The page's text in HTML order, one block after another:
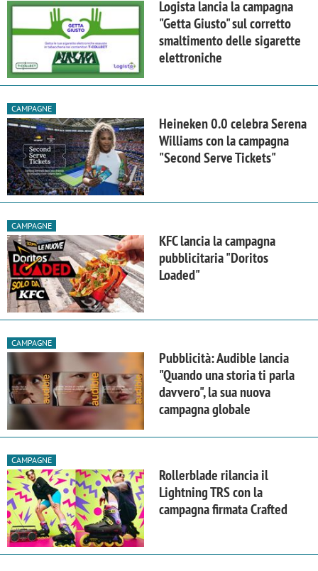
Logista lancia la campagna
"Getta Giusto" sul corretto
smaltimento delle sigarette
elettroniche
CAMPAGNE
Heineken 0.0 celebra Serena
Williams con la campagna
"Second Serve Tickets"
CAMPAGNE
KFC lancia la campagna
pubblicitaria "Doritos
Loaded"
CAMPAGNE
Pubblicità: Audible lancia
"Quando una storia ti parla
davvero", la sua nuova
campagna globale
CAMPAGNE
Rollerblade rilancia il
Lightning TRS con la
campagna firmata Crafted